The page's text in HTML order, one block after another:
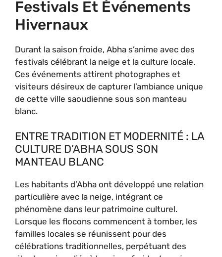
Festivals Et Événements
Hivernaux
Durant la saison froide, Abha s’anime avec des
festivals célébrant la neige et la culture locale.
Ces événements attirent photographes et
visiteurs désireux de capturer l’ambiance unique
de cette ville saoudienne sous son manteau
blanc.
ENTRE TRADITION ET MODERNITÉ : LA
CULTURE D’ABHA SOUS SON
MANTEAU BLANC
Les habitants d’Abha ont développé une relation
particulière avec la neige, intégrant ce
phénomène dans leur patrimoine culturel.
Lorsque les flocons commencent à tomber, les
familles locales se réunissent pour des
célébrations traditionnelles, perpétuant des